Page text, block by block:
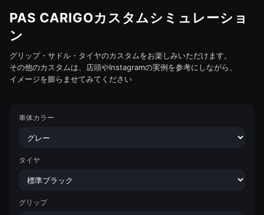
PAS CARIGOカスタムシミュレーショ
ン
グリップ・サドル・タイヤのカスタムをお楽しみいただけます。
その他のカスタムは、店頭やInstagramの実例を参考にしながら、
イメージを膨らませてみてください
車体カラー
タイヤ
グリップ